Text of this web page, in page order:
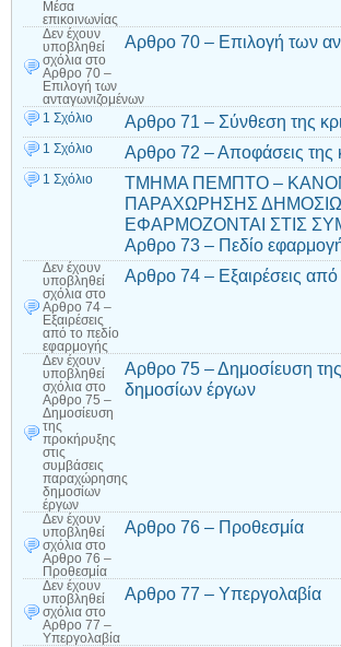
Μέσα
επικοινωνίας
Δεν έχουν
υποβληθεί
σχόλια στο
Αρθρο 70 –
Επιλογή των
ανταγωνιζομένων
Αρθρο 70 – Επιλογή των
1 Σχόλιο Αρθρο 71 – Σύνθεση της
1 Σχόλιο Αρθρο 72 – Αποφάσεις της
1 Σχόλιο
ΤΜΗΜΑ ΠΕΜΠΤΟ –
ΠΑΡΑΧΩΡΗΣΗΣ
ΕΦΑΡΜΟΖΟΝΤΑΙ ΣΤΙΣ
Αρθρο 73 – Πεδίο
Δεν έχουν
υποβληθεί
σχόλια στο
Αρθρο 74 –
Εξαιρέσεις
από το πεδίο
εφαρμογής
Αρθρο 74 – Εξαιρέσεις
Δεν έχουν
υποβληθεί
σχόλια στο
Αρθρο 75 –
Δημοσίευση
της
προκήρυξης
στις
συμβάσεις
παραχώρησης
δημοσίων
έργων
Αρθρο 75 – Δημοσίευση
δημοσίων έργων
Δεν έχουν
υποβληθεί
σχόλια στο
Αρθρο 76 –
Προθεσμία
Αρθρο 76 – Προθεσμία
Δεν έχουν
υποβληθεί
σχόλια στο
Αρθρο 77 –
Υπεργολαβία
Αρθρο 77 – Υπεργολαβία